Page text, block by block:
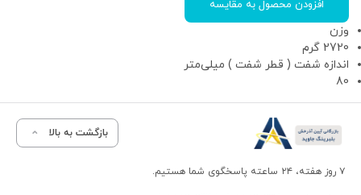
افزودن محصول به مقایسه
وزن
2720 گرم
اندازه شفت ( قطر شفت ) میلی‌متر
80
بازگشت به بالا
۷ روز هفته، ۲۴ ساعته پاسخگوی شما هستیم.